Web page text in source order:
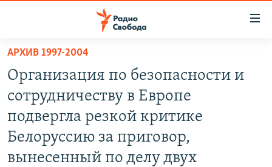
упрощенного
доступа
основному
содержанию
Вернутся
ПОДКАСТЫ
АВТОРСКИЕ ПРОЕКТЫ
ЦИТАТЫ СВОБОДЫ
МНЕНИЯ
АРХИВ 1997-2004
Организация по безопасности и
сотрудничеству в Европе
подвергла резкой критике
Белоруссию за приговор,
вынесенный по делу двух